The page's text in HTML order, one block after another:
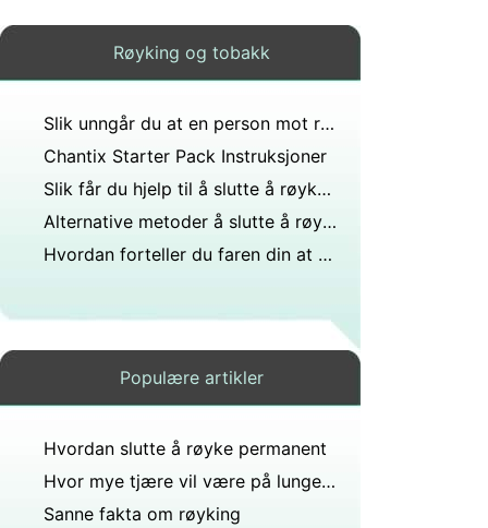
Røyking og tobakk
Slik unngår du at en person mot røyking
Chantix Starter Pack Instruksjoner
Slik får du hjelp til å slutte å røyke i Oklahoma
Alternative metoder å slutte å røyke
Hvordan forteller du faren din at du vet røyking bak ryggen?
Populære artikler
Hvordan slutte å røyke permanent
Hvor mye tjære vil være på lungene dine etter å ha røykt i ett år?
Sanne fakta om røyking